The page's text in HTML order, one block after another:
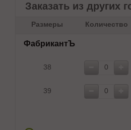
Заказать из других
Размеры Количество
ФабрикантЪ
38
39